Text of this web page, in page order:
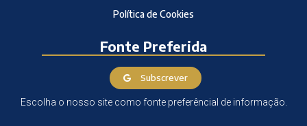
Política de Cookies
Fonte Preferida
Subscrever
Escolha o nosso site como fonte preferêncial de informação.